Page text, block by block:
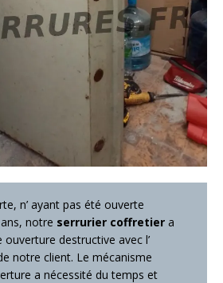
n’ ayant pas été ouverte
notre serrurier coffretier a
destructive avec l’
notre client. Le mécanisme
a nécessité du temps et